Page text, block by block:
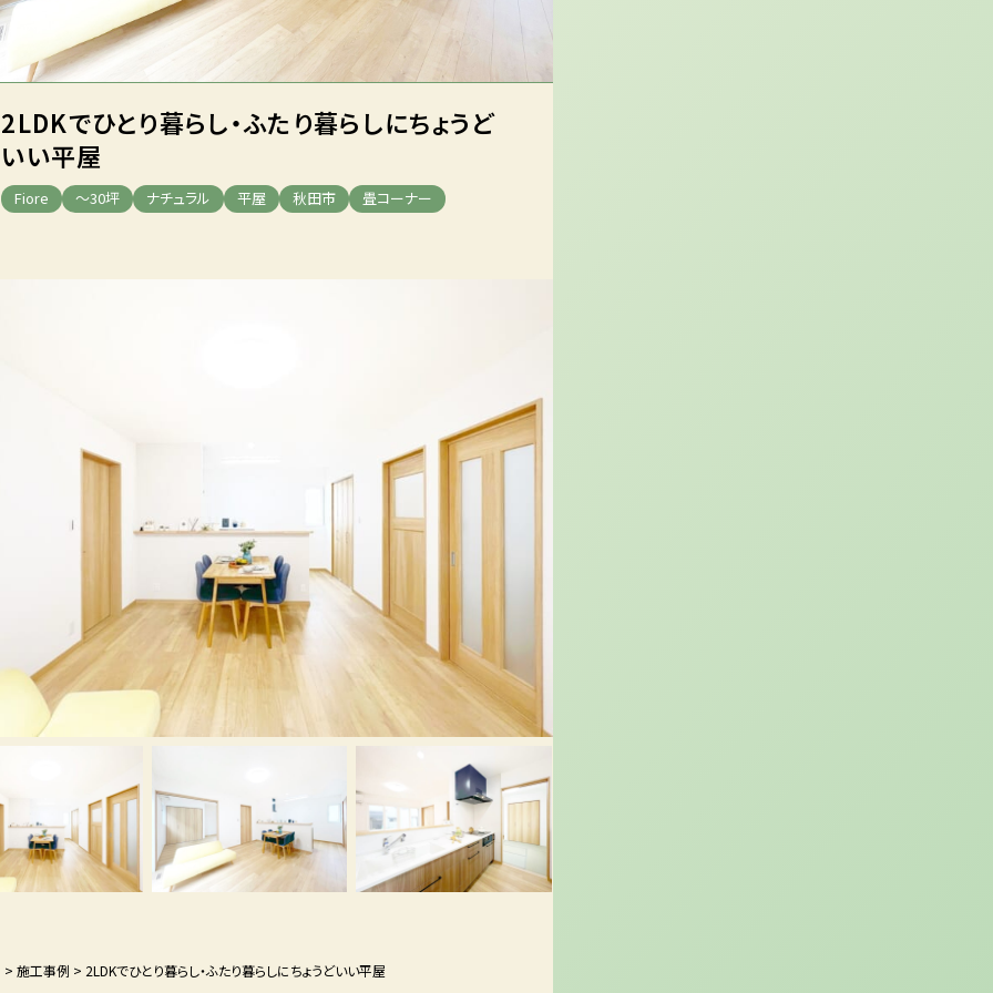
2LDKでひとり暮らし・ふたり暮らしにちょうど
いい平屋
Fiore ～30坪 ナチュラル 平屋 秋田市 畳コーナー
> 施工事例 > 2LDKでひとり暮らし・ふたり暮らしにちょうどいい平屋